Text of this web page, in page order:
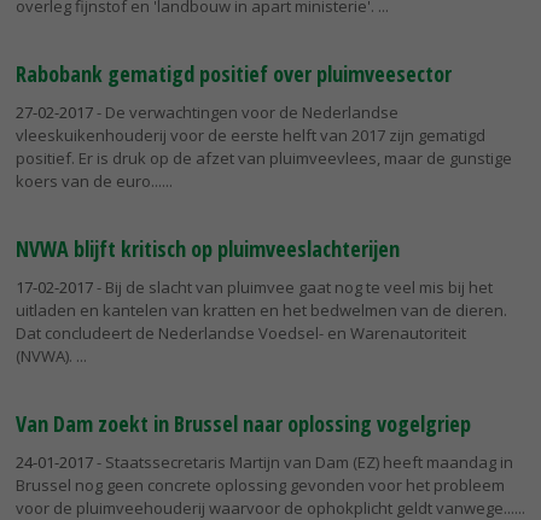
overleg fijnstof en 'landbouw in apart ministerie'.
Rabobank gematigd positief over pluimveesector
27-02-2017- De verwachtingen voor de Nederlandse
vleeskuikenhouderij voor de eerste helft van 2017 zijn gematigd
positief. Er is druk op de afzet van pluimveevlees, maar de gunstige
koers van de euro...
NVWA blijft kritisch op pluimveeslachterijen
17-02-2017- Bij de slacht van pluimvee gaat nog te veel mis bij het
uitladen en kantelen van kratten en het bedwelmen van de dieren.
Dat concludeert de Nederlandse Voedsel- en Warenautoriteit
(NVWA).
Van Dam zoekt in Brussel naar oplossing vogelgriep
24-01-2017- Staatssecretaris Martijn van Dam (EZ) heeft maandag in
Brussel nog geen concrete oplossing gevonden voor het probleem
voor de pluimveehouderij waarvoor de ophokplicht geldt vanwege...